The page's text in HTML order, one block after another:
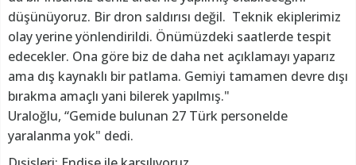
düşünüyoruz. Bir dron saldırısı değil. Teknik ekiplerimiz
olay yerine yönlendirildi. Önümüzdeki saatlerde tespit
edecekler. Ona göre biz de daha net açıklamayı yaparız
ama dış kaynaklı bir patlama. Gemiyi tamamen devre dışı
bırakma amaçlı yani bilerek yapılmış."
Uraloğlu, “Gemide bulunan 27 Türk personelde
yaralanma yok" dedi.